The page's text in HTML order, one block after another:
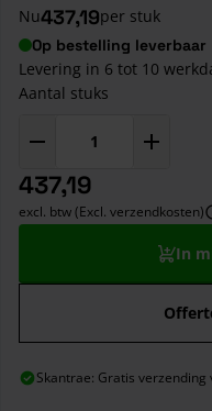
Nu437,19per stuk
Op bestelling leverbaar
Levering in 6 tot 10
Aantal stuks
437,19
excl. btw (Excl. verzendkosten)
In
Skantrae: Gratis verzending